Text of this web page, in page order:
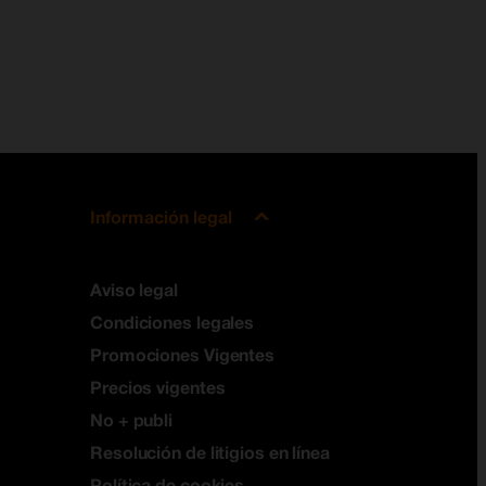
Información legal
Aviso legal
Condiciones legales
Promociones Vigentes
Precios vigentes
No + publi
Resolución de litigios en línea